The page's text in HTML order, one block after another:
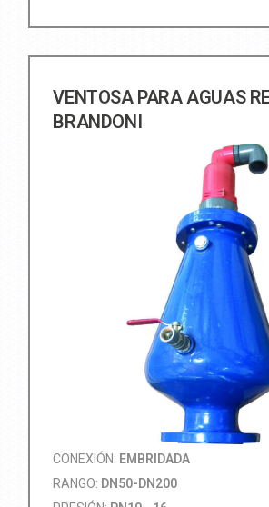
VENTOSA PARA AGUAS
BRANDONI
CONEXIÓN: EMBRIDADA
RANGO: DN50-DN200